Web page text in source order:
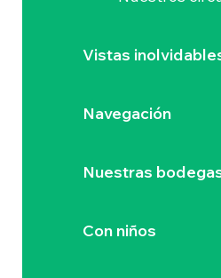
Vistas
Navegación
Nuestras
Con niños